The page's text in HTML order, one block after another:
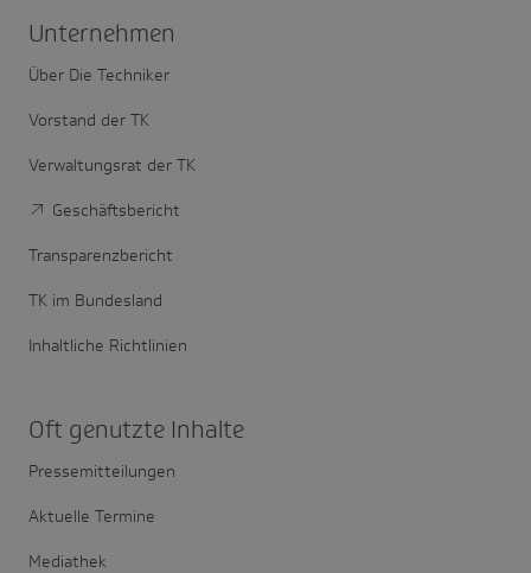
Unter­nehmen
Über Die Techniker
Vorstand der TK
Verwaltungsrat der TK
Geschäftsbericht
Transparenzbericht
TK im Bundesland
Inhaltliche Richtlinien
Oft genutzte Inhalte
Pressemitteilungen
Aktuelle Termine
Mediathek